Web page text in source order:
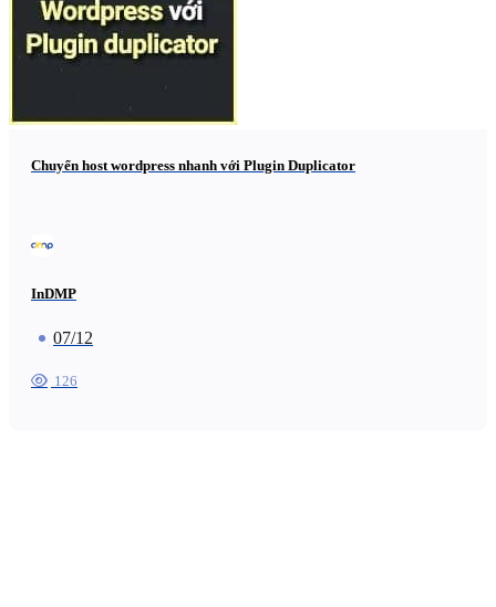
Chuyển host wordpress nhanh với Plugin Duplicator
InDMP
07/12
126